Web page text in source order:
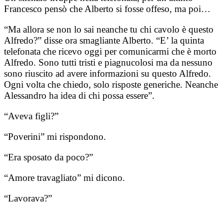
Francesco pensò che Alberto si fosse offeso, ma poi…
“Ma allora se non lo sai neanche tu chi cavolo è questo
Alfredo?” disse ora smagliante Alberto. “E’ la quinta
telefonata che ricevo oggi per comunicarmi che è morto
Alfredo. Sono tutti tristi e piagnucolosi ma da nessuno
sono riuscito ad avere informazioni su questo Alfredo.
Ogni volta che chiedo, solo risposte generiche. Neanche
Alessandro ha idea di chi possa essere”.
“Aveva figli?”
“Poverini” mi rispondono.
“Era sposato da poco?”
“Amore travagliato” mi dicono.
“Lavorava?”